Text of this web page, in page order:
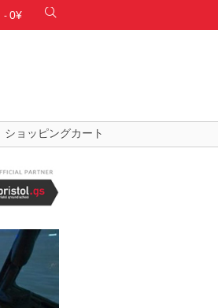
- 0¥
ショッピングカート